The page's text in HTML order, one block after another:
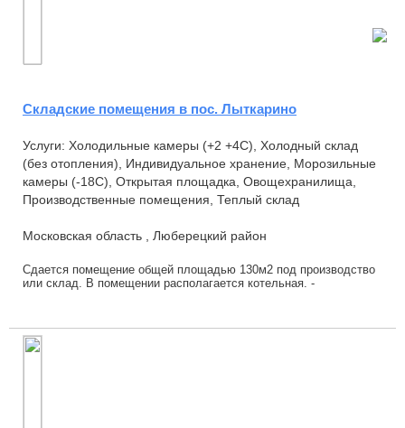
Складские помещения в пос. Лыткарино
Услуги: Холодильные камеры (+2 +4С), Холодный склад
(без отопления), Индивидуальное хранение, Морозильные
камеры (-18С), Открытая площадка, Овощехранилища,
Производственные помещения, Теплый склад
Московская область , Люберецкий район
Сдается помещение общей площадью 130м2 под производство
или склад. В помещении располагается котельная. -